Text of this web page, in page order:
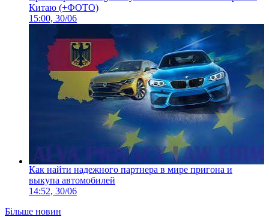
Китаю (+ФОТО)
15:00, 30/06
Как найти надежного партнера в мире пригона и
выкупа автомобилей
14:52, 30/06
Більше новин